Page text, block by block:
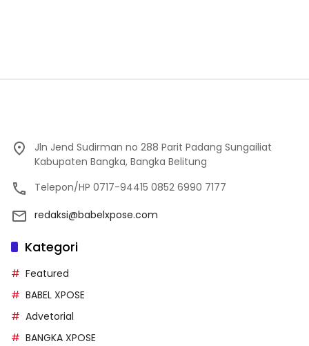
Jln Jend Sudirman no 288 Parit Padang Sungailiat
Kabupaten Bangka, Bangka Belitung
Telepon/HP 0717-94415 0852 6990 7177
redaksi@babelxpose.com
Kategori
Featured
BABEL XPOSE
Advetorial
BANGKA XPOSE